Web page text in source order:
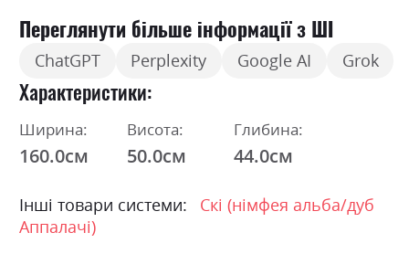
Переглянути більше інформації з ШІ
ChatGPT Perplexity Google AI Grok
Характеристики
Ширина:
160.0см
Висота:
50.0см
Глибина:
44.0см
Інші товари системи:
Скі (німфея альба/дуб
Аппалачі)